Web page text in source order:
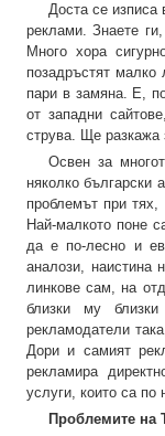
Доста се изписа
реклами. Знаете
Много хора
позадръстят малко
пари в замяна. Е,
от западни
струва. Ще разкажа
Освен за
няколко български
проблемът при
Най-малкото поне
да е по-лесно и
аналози, наистина
линкове сам, на
близки му
рекламодатели
Дори и самият
рекламира
услуги, които са по
Проблемите на